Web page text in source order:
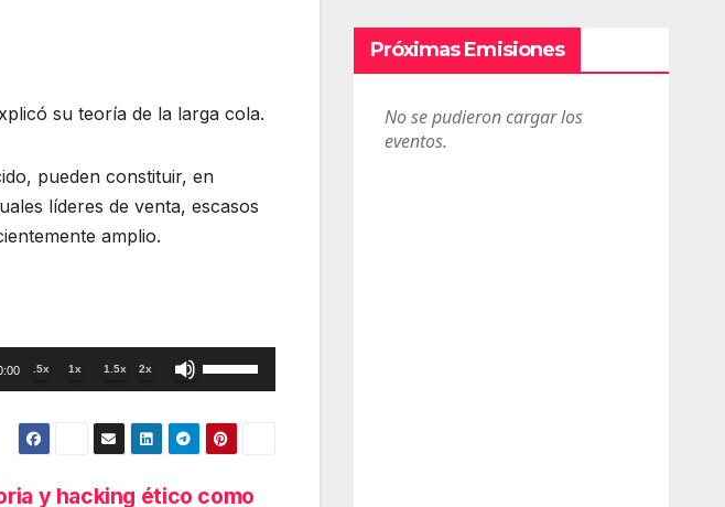
su teoría de la larga cola.
pueden constituir, en
líderes de venta, escasos
amplio.
.5x 1x 1.5x 2x
Utiliza
las
teclas
de
y hacking ético como
Próximas Emisiones